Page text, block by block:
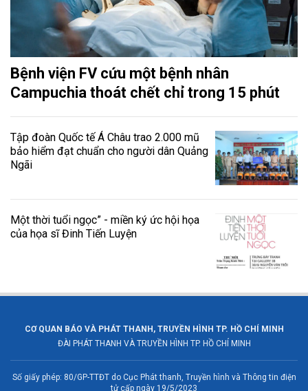
Bệnh viện FV cứu một bệnh nhân
Campuchia thoát chết chỉ trong 15 phút
Tập đoàn Quốc tế Á Châu trao 2.000 mũ
bảo hiểm đạt chuẩn cho người dân Quảng
Ngãi
Một thời tuổi ngọc” - miền ký ức hội họa
của họa sĩ Đinh Tiến Luyện
CƠ QUAN BÁO VÀ PHÁT THANH, TRUYỀN HÌNH TP. HỒ CHÍ MINH
ĐÀI PHÁT THANH VÀ TRUYỀN HÌNH TP. HỒ CHÍ MINH
Số giấy phép: 80/GP-TTĐT do Cục Phát thanh, Truyền hình và Thông tin điện
tử cấp ngày 19/5/2023